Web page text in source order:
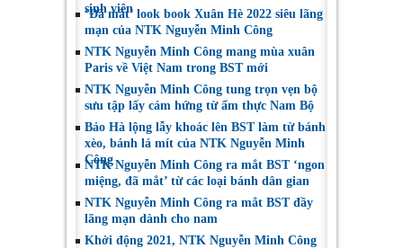
sinh viên
‘Đã mắt’ look book Xuân Hè 2022 siêu lãng
mạn của NTK Nguyễn Minh Công
NTK Nguyễn Minh Công mang mùa xuân
Paris về Việt Nam trong BST mới
NTK Nguyễn Minh Công tung trọn vẹn bộ
sưu tập lấy cảm hứng từ ẩm thực Nam Bộ
Bảo Hà lộng lẫy khoác lên BST làm từ bánh
xèo, bánh lá mít của NTK Nguyễn Minh
Công
NTK Nguyễn Minh Công ra mắt BST ‘ngon
miệng, đã mắt’ từ các loại bánh dân gian
NTK Nguyễn Minh Công ra mắt BST đầy
lãng mạn dành cho nam
Khởi động 2021, NTK Nguyễn Minh Công